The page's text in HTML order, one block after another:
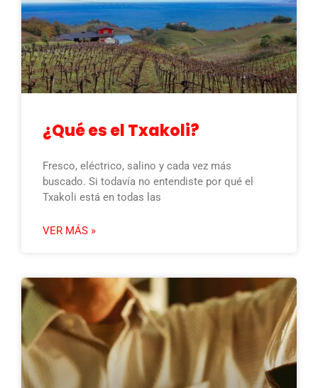
¿Qué es el Txakoli?
Fresco, eléctrico, salino y cada vez más
buscado. Si todavía no entendiste por qué el
Txakoli está en todas las
VER MÁS »